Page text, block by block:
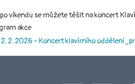
víkendu se můžete těšit na koncert
akce
2. 2. 2026 - Koncert klavírního